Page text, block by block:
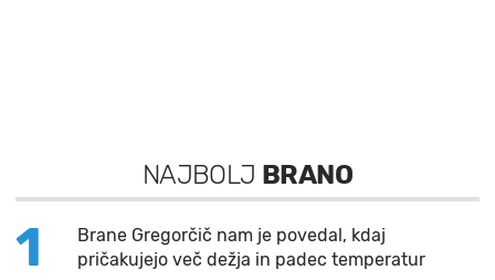
NAJBOLJ BRANO
1
Brane Gregorčič nam je povedal, kdaj
pričakujejo več dežja in padec temperatur